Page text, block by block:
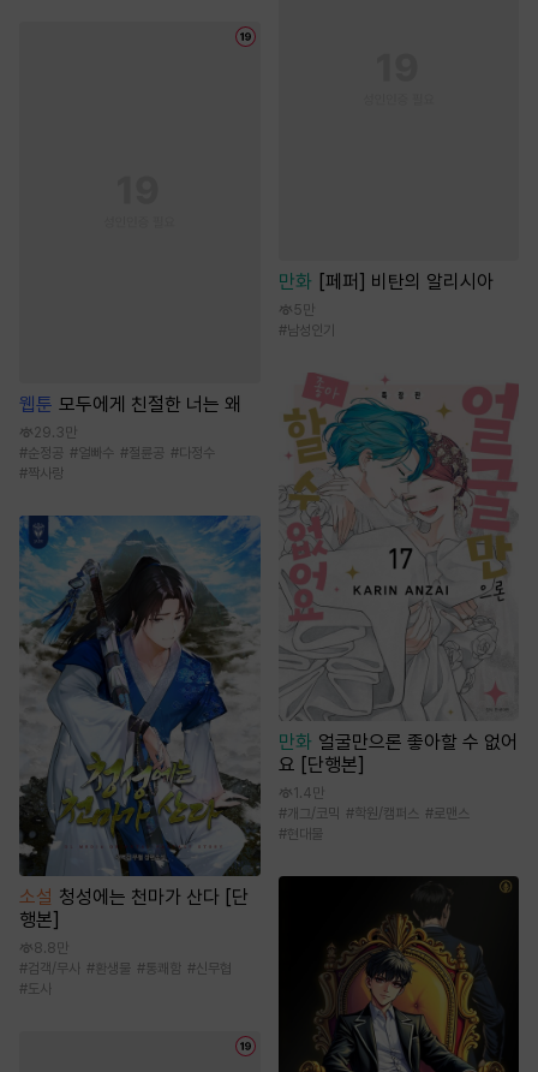
웹툰 모두에게 친절한 너는 왜
29.3만
#순정공 #얼빠수 #절륜공 #다정수
#짝사랑
소설 청성에는 천마가 산다 [단
행본]
8.8만
#검객/무사 # 환생물 #통쾌함 #신무협
#도사
만화 [페퍼] 비탄의 알리시아
5만
#남성인기
만화 얼굴만으론 좋아할 수 없어
요 [단행본]
1.4만
#개그/코믹 #학원/캠퍼스 #로맨스
#현대물